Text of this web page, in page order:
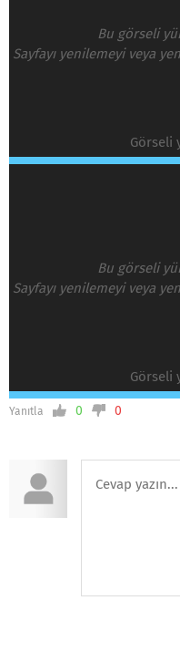
Bu görseli
Sayfayı yenilemeyi veya
Görseli
Bu görseli
Sayfayı yenilemeyi veya
Görseli
Yanıtla 0 0